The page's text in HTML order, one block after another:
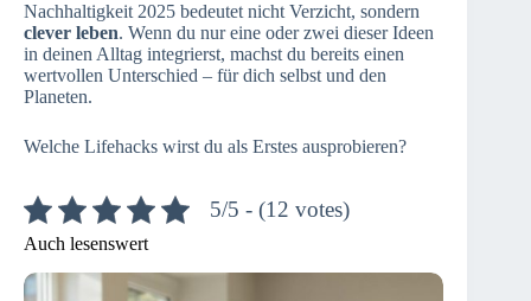
Nachhaltigkeit 2025 bedeutet nicht Verzicht, sondern
clever leben. Wenn du nur eine oder zwei dieser Ideen
in deinen Alltag integrierst, machst du bereits einen
wertvollen Unterschied – für dich selbst und den
Planeten.
Welche Lifehacks wirst du als Erstes ausprobieren?
5/5 - (12 votes)
Auch lesenswert